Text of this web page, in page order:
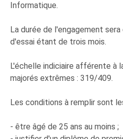
Informatique.
La durée de l'engagement sera
d'essai étant de trois mois.
L'échelle indiciaire afférente à
majorés extrêmes : 319/409.
Les conditions à remplir sont
- être âgé de 25 ans au moins ;